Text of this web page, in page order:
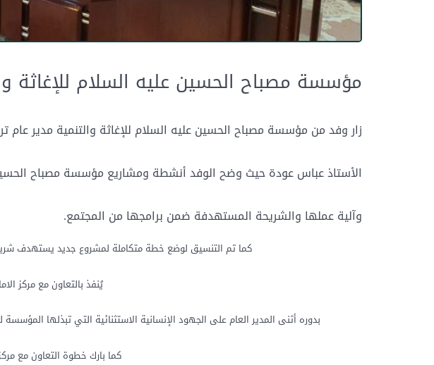
مؤسسة مصباح الحسين عليه السلام للإغاثة
زار وفد من مؤسسة مصباح الحسين عليه السلام للإغاثة والتنمية مدير عام
الأستاذ عباس عودة حيث وضح الوفد أنشطة ومشاريع مؤسسة مصباح الحسين
وآلية عملها والشريحة المستهدفة ضمن برامجها من المجتمع.
كما تم التنسيق لوضع خطة متكاملة لمشروع جديد يستهدف
يُنفذ بالتعاون مع مركز
بدوره أثنى المدير العام على الجهود الإنسانية الاستثنائية التي تبذلها
كما بارك خطوة التعاون مع